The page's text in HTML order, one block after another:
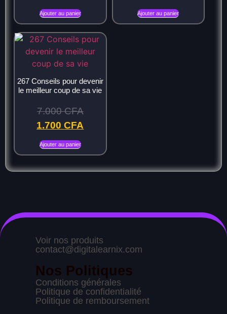
Ajouter au panier Ajouter au panier
267 Conseils pour devenir
le meilleur coup de sa vie
7.000CFA
1.700CFA
Ajouter au panier
Voir nos produits
contact@digitalearnix.com
Nos Politiques
Conditions générales
Politique de confidentialité
Politique de remboursement